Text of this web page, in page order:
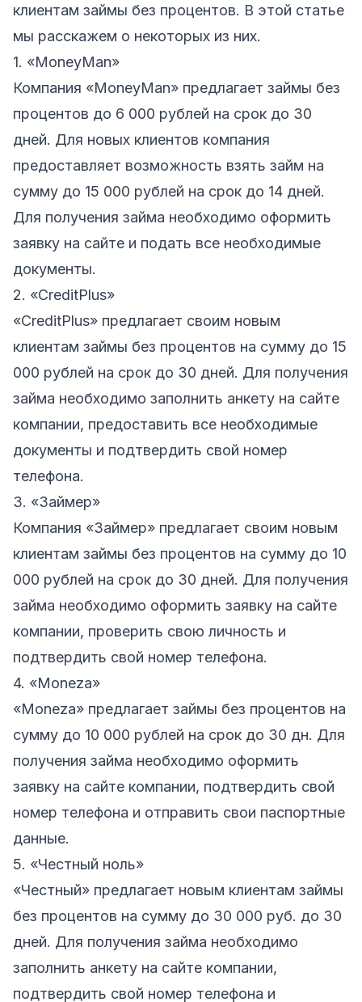
клиентам займы без процентов. В этой статье
мы расскажем о некоторых из них.
1. «MoneyMan»
Компания «MoneyMan» предлагает займы без
процентов до 6 000 рублей на срок до 30
дней. Для новых клиентов компания
предоставляет возможность взять займ на
сумму до 15 000 рублей на срок до 14 дней.
Для получения займа необходимо оформить
заявку на сайте и подать все необходимые
документы.
2. «CreditPlus»
«CreditPlus» предлагает своим новым
клиентам займы без процентов на сумму до 15
000 рублей на срок до 30 дней. Для получения
займа необходимо заполнить анкету на сайте
компании, предоставить все необходимые
документы и подтвердить свой номер
телефона.
3. «Займер»
Компания «Займер» предлагает своим новым
клиентам займы без процентов на сумму до 10
000 рублей на срок до 30 дней. Для получения
займа необходимо оформить заявку на сайте
компании, проверить свою личность и
подтвердить свой номер телефона.
4. «Moneza»
«Moneza» предлагает займы без процентов на
сумму до 10 000 рублей на срок до 30 дн. Для
получения займа необходимо оформить
заявку на сайте компании, подтвердить свой
номер телефона и отправить свои паспортные
данные.
5. «Честный ноль»
«Честный» предлагает новым клиентам займы
без процентов на сумму до 30 000 руб. до 30
дней. Для получения займа необходимо
заполнить анкету на сайте компании,
подтвердить свой номер телефона и